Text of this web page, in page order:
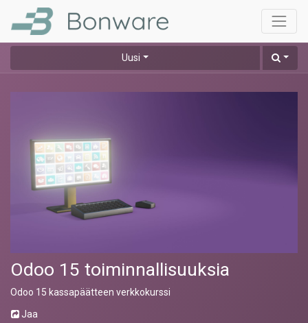
Uusi
Odoo 15 toiminnallisuuksia
Odoo 15 kassapäätteen verkkokurssi
Jaa